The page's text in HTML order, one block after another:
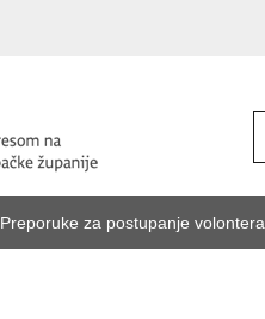
Preporuke za postupanje volontera